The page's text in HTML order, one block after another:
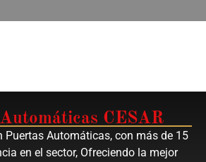
CESAR
Puertas Automáticas, con más de 15
en el sector, Ofreciendo la mejor